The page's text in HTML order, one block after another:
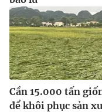
Cần 15.000 tấn
để khôi phục sản